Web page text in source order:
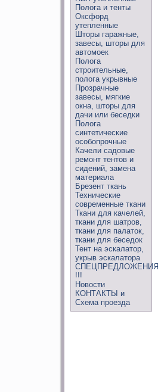
Полога и тенты
Оксфорд
утепленные
Шторы гаражные,
завесы, шторы для
автомоек
Полога
строительные,
полога укрывные
Прозрачные
завесы, мягкие
окна, шторы для
дачи или беседки
Полога
синтетические
особопрочные
Качели садовые
ремонт тентов и
сидений, замена
материала
Брезент ткань
Технические
современные ткани
Ткани для качелей,
ткани для шатров,
ткани для палаток,
ткани для беседок
Тент на эскалатор,
укрыв эскалатора
СПЕЦПРЕДЛОЖЕНИЯ
!!!
Новости
КОНТАКТЫ и
Схема проезда